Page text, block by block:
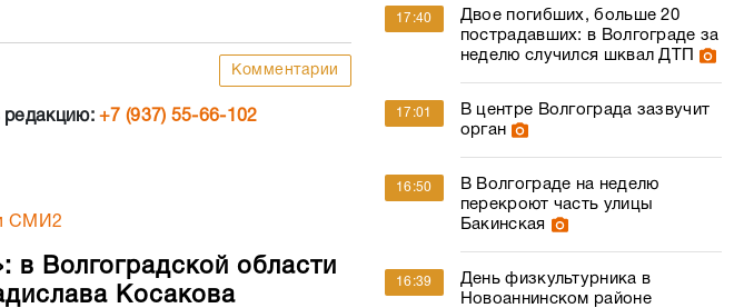
Комментарии
редакцию:+7 (937) 55-66-102
СМИ2
в Волгоградской области
Косакова
17:40
Двое погибших, больше 20
пострадавших: в Волгограде за
неделю случился шквал ДТП
17:01
В центре Волгограда зазвучит
орган
16:50
В Волгограде на неделю
перекроют часть улицы
Бакинская
16:39
День физкультурника в
Новоаннинском районе